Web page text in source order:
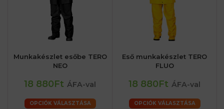
Munkakészlet esőbe TERO
NEO
18 880Ft ÁFA-val
OPCIÓK VÁLASZTÁSA
Eső munkakészlet TERO
FLUO
18 880Ft ÁFA-val
OPCIÓK VÁLASZTÁSA